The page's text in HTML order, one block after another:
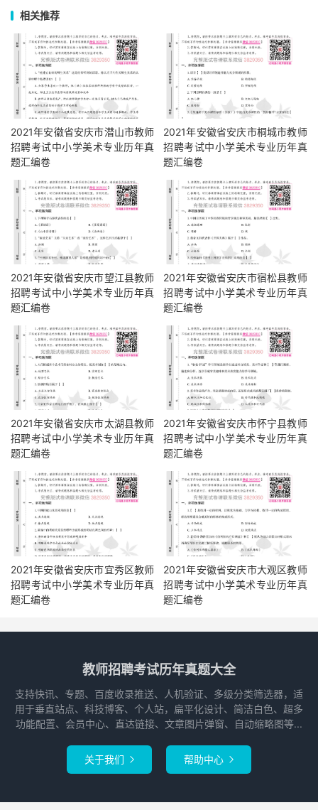
相关推荐
2021年安徽省安庆市潜山市教师
招聘考试中小学美术专业历年真
题汇编卷
2021年安徽省安庆市桐城市教师
招聘考试中小学美术专业历年真
题汇编卷
2021年安徽省安庆市望江县教师
招聘考试中小学美术专业历年真
题汇编卷
2021年安徽省安庆市宿松县教师
招聘考试中小学美术专业历年真
题汇编卷
2021年安徽省安庆市太湖县教师
招聘考试中小学美术专业历年真
题汇编卷
2021年安徽省安庆市怀宁县教师
招聘考试中小学美术专业历年真
题汇编卷
2021年安徽省安庆市宜秀区教师
招聘考试中小学美术专业历年真
题汇编卷
2021年安徽省安庆市大观区教师
招聘考试中小学美术专业历年真
题汇编卷
教师招聘考试历年真题大全
支持快讯、专题、百度收录推送、人机验证、多级分类筛选器，适
用于垂直站点、科技博客、个人站，扁平化设计、简洁白色、超多
功能配置、会员中心、直达链接、文章图片弹窗、自动缩略图等...
关于我们  帮助中心 